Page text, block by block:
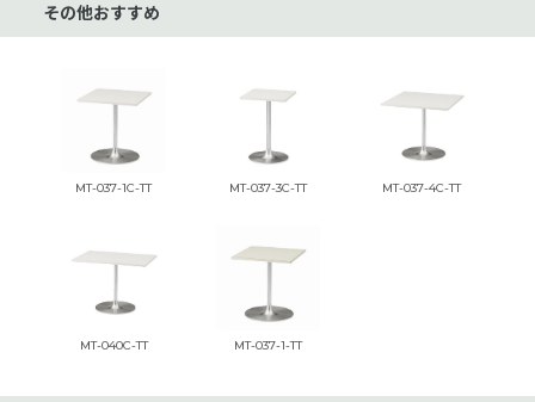
その他おすすめ
MT-037-1C-TT MT-037-3C-TT MT-037-4C-TT
MT-040C-TT MT-037-1-TT